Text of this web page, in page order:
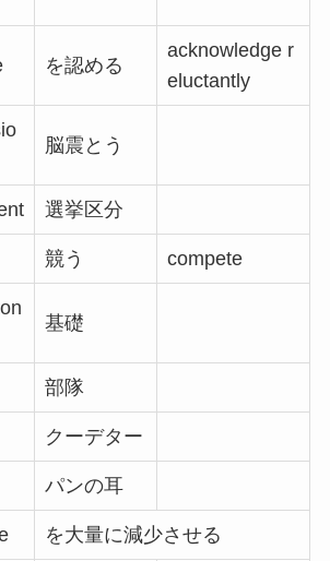
を認める
acknowledge r
eluctantly
脳震とう
選挙区分
競う compete
基礎
部隊
クーデター
パンの耳
を大量に減少させる